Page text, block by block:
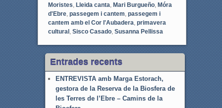
Moristes Lleida canta Mari Burgueño, Móra
d'Ebre, passegem i cantem passegem i
cantem amb el Cor l'Aubadera primavera
cultural, Sisco Casado, Susanna Pellissa
Entrades recents
ENTREVISTA amb Marga Estorach,
gestora de la Reserva de la Biosfera de
les Terres de l’Ebre – Camins de la